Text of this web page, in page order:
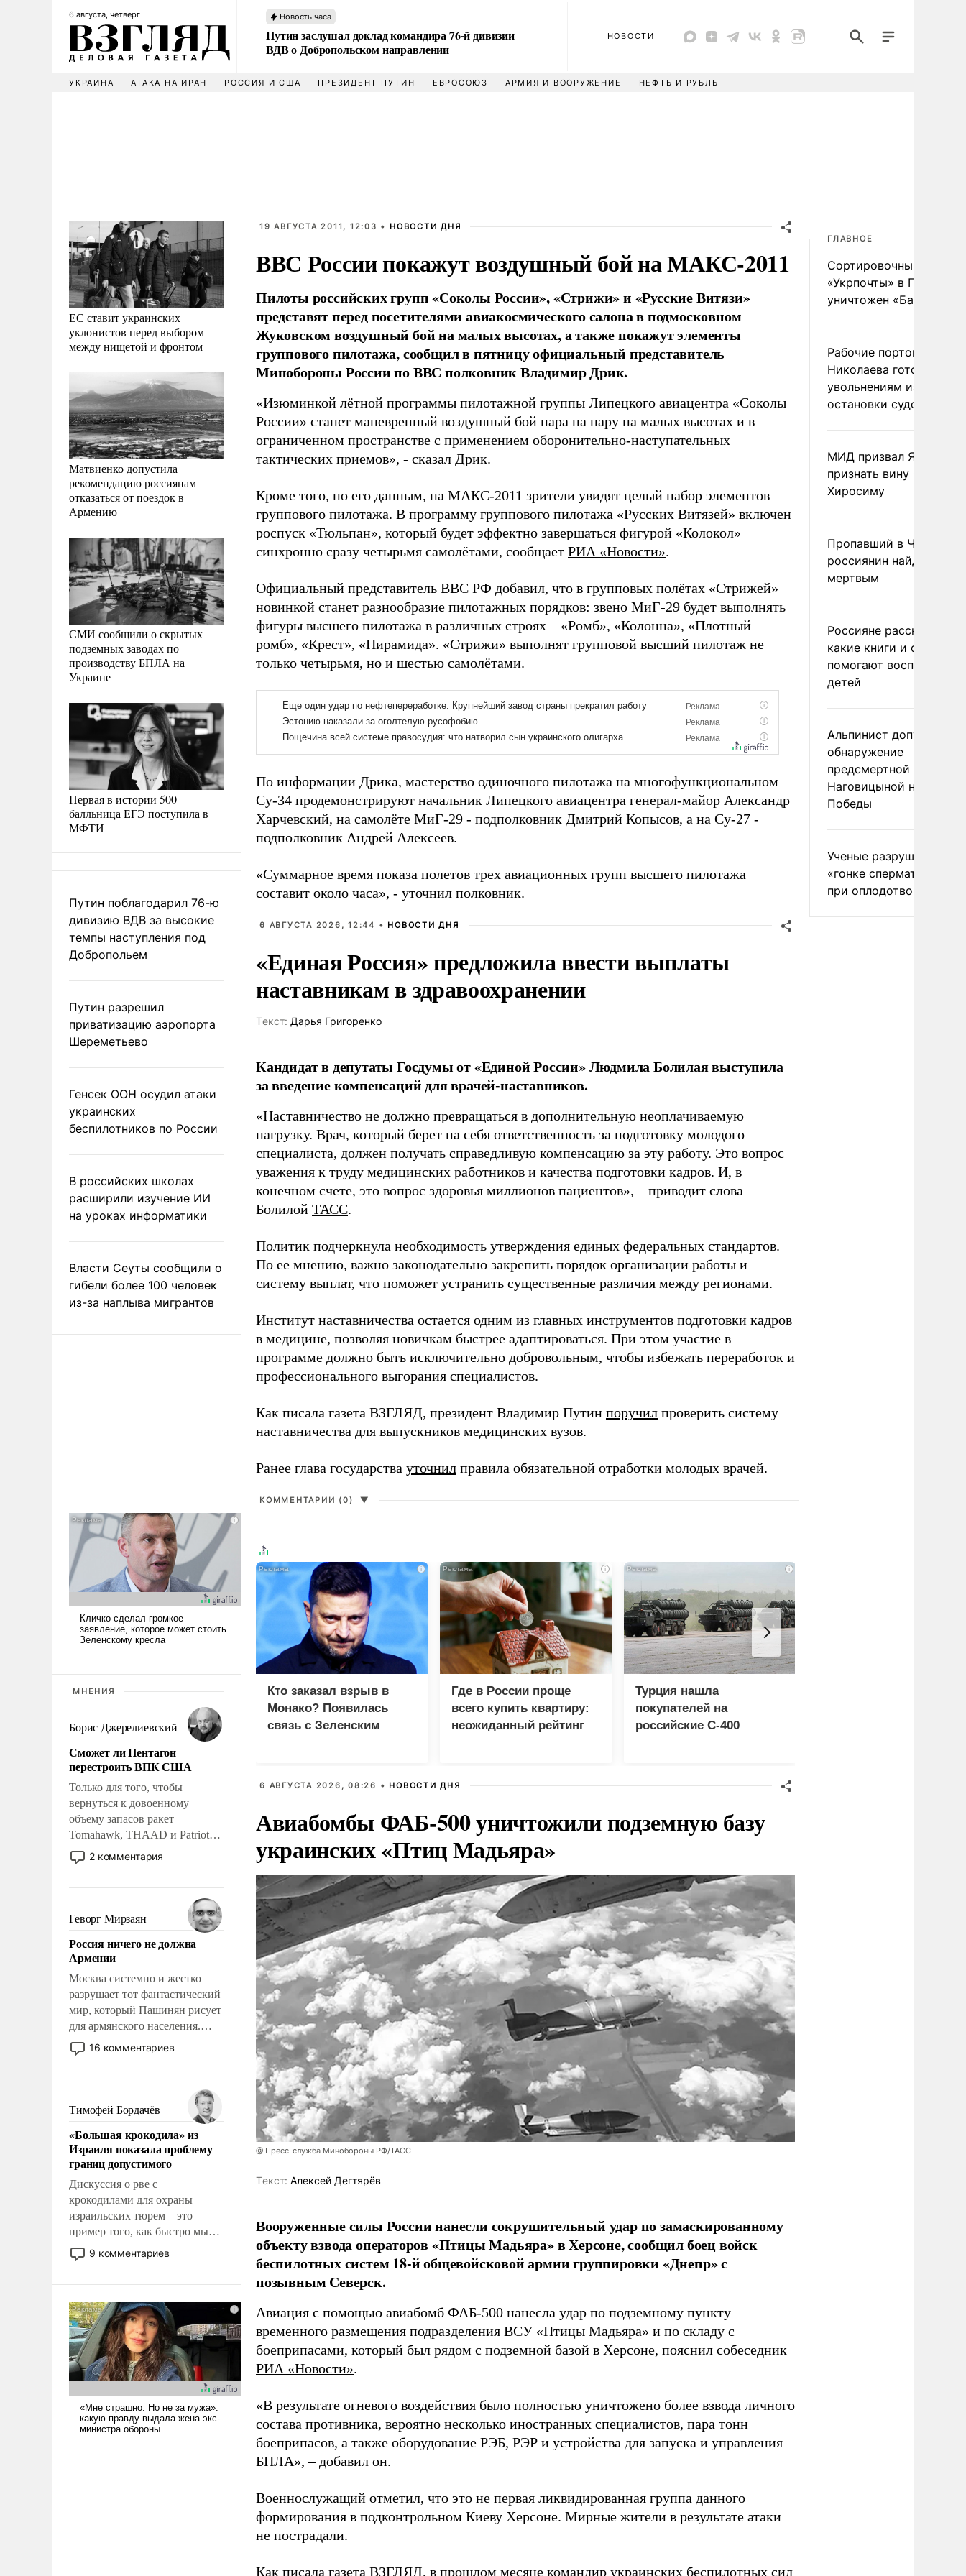
6 августа, четверг Новость часа
Путин заслушал доклад командира 76-й дивизии
ВДВ о Добропольском направлении
НОВОСТИ
УКРАИНА АТАКА НА ИРАН РОССИЯ И США ПРЕЗИДЕНТ ПУТИН ЕВРОСОЮЗ АРМИЯ И ВООРУЖЕНИЕ НЕФТЬ И РУБЛЬ
ЕС ставит украинских
уклонистов перед выбором
между нищетой и фронтом
Матвиенко допустила
рекомендацию россиянам
отказаться от поездок в
Армению
СМИ сообщили о скрытых
подземных заводах по
производству БПЛА на
Украине
Первая в истории 500-
балльница ЕГЭ поступила в
МФТИ
Путин поблагодарил 76-ю
дивизию ВДВ за высокие
темпы наступления под
Добропольем
Путин разрешил
приватизацию аэропорта
Шереметьево
Генсек ООН осудил атаки
украинских
беспилотников по России
В российских школах
расширили изучение ИИ
на уроках информатики
Власти Сеуты сообщили о
гибели более 100 человек
из-за наплыва мигрантов
МНЕНИЯ
Борис Джерелиевский
Сможет ли Пентагон
перестроить ВПК США
Только для того, чтобы
вернуться к довоенному
объему запасов ракет
Tomahawk, THAAD и Patriot
США потребуется более трех
лет. Даже небольшая война с
Сложившаяся ситуация
означает многолетний период
уязвимости США, например,
перед Китаем.
2 комментария
Геворг Мирзаян
Россия ничего не должна
Армении
Москва системно и жестко
разрушает тот фантастический
мир, который Пашинян рисует
для армянского населения.
Мир, где политические
прожекты будут безусловно
налогоплательщиков и где
Еревану за свои поступки не
нужно отвечать.
16 комментариев
Тимофей Бордачёв
«Большая крокодила» из
Израиля показала проблему
границ допустимого
Дискуссия о рве с
крокодилами для охраны
израильских тюрем – это
пример того, как быстро мы
двигаемся по пути
революционных изменений.
псевдонаучной фантастики,
стало всерьез обсуждаемой
идеей.
9 комментариев
19 АВГУСТА 2011, 12:03 • НОВОСТИ ДНЯ
ВВС России покажут воздушный бой на МАКС-2011
Пилоты российских групп «Соколы России», «Стрижи» и «Русские Витязи»
представят перед посетителями авиакосмического салона в подмосковном
Жуковском воздушный бой на малых высотах, а также покажут элементы
группового пилотажа, сообщил в пятницу официальный представитель
Минобороны России по ВВС полковник Владимир Дрик.
«Изюминкой лётной программы пилотажной группы Липецкого авиацентра «Соколы
России» станет маневренный воздушный бой пара на пару на малых высотах и в
ограниченном пространстве с применением оборонительно-наступательных
тактических приемов», - сказал Дрик.
Кроме того, по его данным, на МАКС-2011 зрители увидят целый набор элементов
группового пилотажа. В программу группового пилотажа «Русских Витязей» включен
роспуск «Тюльпан», который будет эффектно завершаться фигурой «Колокол»
синхронно сразу четырьмя самолётами, сообщает РИА «Новости».
Официальный представитель ВВС РФ добавил, что в групповых полётах «Стрижей»
новинкой станет разнообразие пилотажных порядков: звено МиГ-29 будет выполнять
фигуры высшего пилотажа в различных строях – «Ромб», «Колонна», «Плотный
ромб», «Крест», «Пирамида». «Стрижи» выполнят групповой высший пилотаж не
только четырьмя, но и шестью самолётами.
По информации Дрика, мастерство одиночного пилотажа на многофункциональном
Су-34 продемонстрируют начальник Липецкого авиацентра генерал-майор Александр
Харчевский, на самолёте МиГ-29 - подполковник Дмитрий Копысов, а на Су-27 -
подполковник Андрей Алексеев.
«Суммарное время показа полетов трех авиационных групп высшего пилотажа
составит около часа», - уточнил полковник.
6 АВГУСТА 2026, 12:44 • НОВОСТИ ДНЯ
«Единая Россия» предложила ввести выплаты
наставникам в здравоохранении
Tекст: Дарья Григоренко
Кандидат в депутаты Госдумы от «Единой России» Людмила Болилая выступила
за введение компенсаций для врачей-наставников.
«Наставничество не должно превращаться в дополнительную неоплачиваемую
нагрузку. Врач, который берет на себя ответственность за подготовку молодого
специалиста, должен получать справедливую компенсацию за эту работу. Это вопрос
уважения к труду медицинских работников и качества подготовки кадров. И, в
конечном счете, это вопрос здоровья миллионов пациентов», – приводит слова
Болилой ТАСС.
Политик подчеркнула необходимость утверждения единых федеральных стандартов.
По ее мнению, важно законодательно закрепить порядок организации работы и
систему выплат, что поможет устранить существенные различия между регионами.
Институт наставничества остается одним из главных инструментов подготовки кадров
в медицине, позволяя новичкам быстрее адаптироваться. При этом участие в
программе должно быть исключительно добровольным, чтобы избежать переработок и
профессионального выгорания специалистов.
Как писала газета ВЗГЛЯД, президент Владимир Путин поручил проверить систему
наставничества для выпускников медицинских вузов.
Ранее глава государства уточнил правила обязательной отработки молодых врачей.
КОММЕНТАРИИ (0) ▼
i
Кто заказал взрыв в
Монако? Появилась
связь с Зеленским
i
Где в России проще
всего купить квартиру:
неожиданный рейтинг
i
Турция нашла
покупателей на
российские C-400
6 АВГУСТА 2026, 08:26 • НОВОСТИ ДНЯ
Авиабомбы ФАБ-500 уничтожили подземную базу
украинских «Птиц Мадьяра»
@ Пресс-служба Минобороны РФ/ТАСС
Tекст: Алексей Дегтярёв
Вооруженные силы России нанесли сокрушительный удар по замаскированному
объекту взвода операторов «Птицы Мадьяра» в Херсоне, сообщил боец войск
беспилотных систем 18-й общевойсковой армии группировки «Днепр» с
позывным Северск.
Авиация с помощью авиабомб ФАБ-500 нанесла удар по подземному пункту
временного размещения подразделения ВСУ «Птицы Мадьяра» и по складу с
боеприпасами, который был рядом с подземной базой в Херсоне, пояснил собеседник
РИА «Новости».
«В результате огневого воздействия было полностью уничтожено более взвода личного
состава противника, вероятно несколько иностранных специалистов, пара тонн
боеприпасов, а также оборудование РЭБ, РЭР и устройства для запуска и управления
БПЛА», – добавил он.
Военнослужащий отметил, что это не первая ликвидированная группа данного
формирования в подконтрольном Киеву Херсоне. Мирные жители в результате атаки
не пострадали.
Как писала газета ВЗГЛЯД, в прошлом месяце командир украинских беспилотных сил
ГЛАВНОЕ
Сортировочный пункт
«Укрпочты» в
уничтожен
Рабочие портов
Николаева готовятся к
увольнениям из-за
остановки судоходства
МИД призвал Японию
признать вину США за
Хиросиму
Пропавший в
россиянин найден
мертвым
Россияне рассказали,
какие книги и фильмы
помогают воспитывать
детей
Альпинист допустил
обнаружение
предсмертной записки
Наговицыной на пике
Победы
Ученые разрушили миф
«гонке
при оплодотворении